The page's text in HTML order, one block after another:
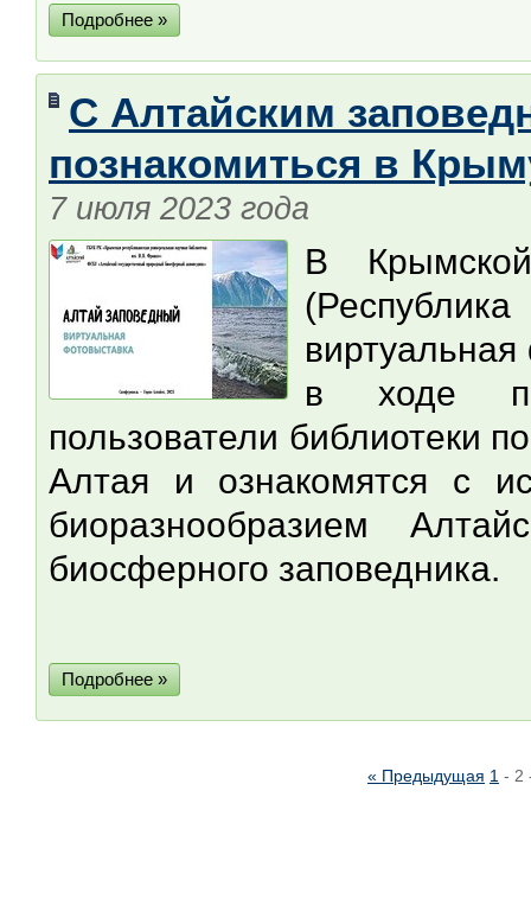
Подробнее »
С Алтайским
познакомиться в
7 июля 2023 года
В
в ходе
пользователи библиотеки
Алтая и ознакомятся с
биоразнообразием
биосферного заповедника.
Подробнее »
« Предыдущая 1 - 2